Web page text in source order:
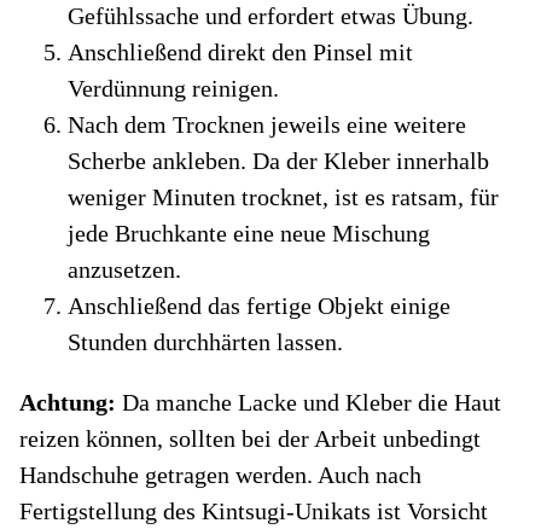
Gefühlssache und erfordert etwas Übung.
Anschließend direkt den Pinsel mit
Verdünnung reinigen.
Nach dem Trocknen jeweils eine weitere
Scherbe ankleben. Da der Kleber innerhalb
weniger Minuten trocknet, ist es ratsam, für
jede Bruchkante eine neue Mischung
anzusetzen.
Anschließend das fertige Objekt einige
Stunden durchhärten lassen.
Achtung: Da manche Lacke und Kleber die Haut
reizen können, sollten bei der Arbeit unbedingt
Handschuhe getragen werden. Auch nach
Fertigstellung des Kintsugi-Unikats ist Vorsicht